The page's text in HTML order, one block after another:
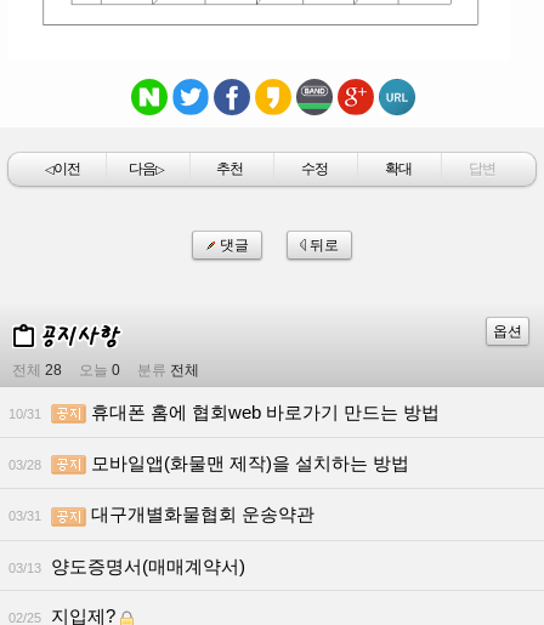
◁이전 다음▷ 추천 수정 확대 답변
댓글 뒤로
옵션
전체 28 오늘 0 분류 전체
10/31 휴대폰 홈에 협회web 바로가기 만드는 방법
03/28 모바일앱(화물맨 제작)을 설치하는 방법
03/31 대구개별화물협회 운송약관
03/13 양도증명서(매매계약서)
02/25 지입제?